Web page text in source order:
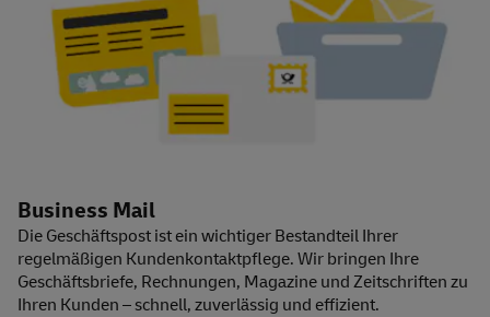
Business Mail
Die Geschäftspost ist ein wichtiger Bestandteil Ihrer
regelmäßigen Kundenkontaktpflege. Wir bringen Ihre
Geschäftsbriefe, Rechnungen, Magazine und Zeitschriften zu
Ihren Kunden – schnell, zuverlässig und effizient.